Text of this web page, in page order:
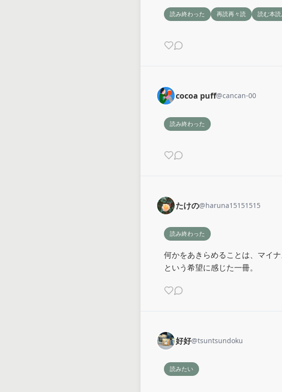
読み終わった 再読再々読 読む本
cocoa puff@cancan-00
読み終わった
たけの@haruna15151515
読み終わった
何かをあきらめることは、マイ
という希望に感じた一冊。
好好@tsuntsundoku
読みたい